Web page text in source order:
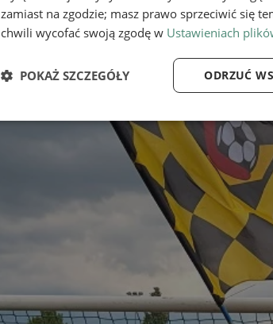
zamiast na zgodzie; masz prawo sprzeciwić się
chwili wycofać swoją zgodę w Ustawieniach
ODRZUĆ
POKAŻ SZCZEGÓŁY
Niezbędne Wydajność
Niezbędne Wydajność
Niezbędne pliki cookie umożliwiają korzystanie z
zarządzanie kontem. Bez niezbędnych plików cookie nie
Nazwa
Provider/
Domena
Okres